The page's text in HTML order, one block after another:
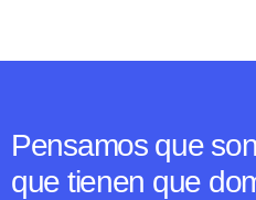
Pensamos que
que tienen que